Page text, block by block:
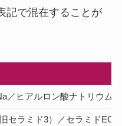
記で混在することが
／ヒアルロン酸ナトリウム
セラミド3）／セラミド